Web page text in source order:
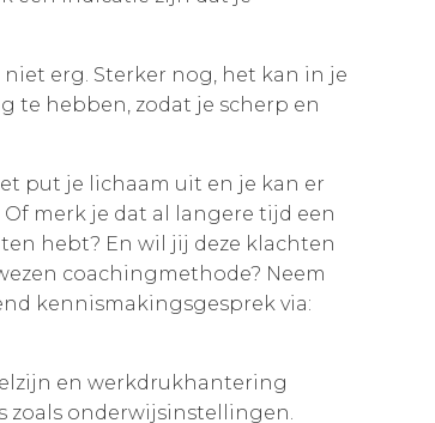
erg. Sterker nog, het kan in je
te hebben, zodat je scherp en
put je lichaam uit en je kan er
merk je dat al langere tijd een
hebt? En wil jij deze klachten
coachingmethode? Neem
kennismakingsgesprek via:
en werkdrukhantering
zoals onderwijsinstellingen.